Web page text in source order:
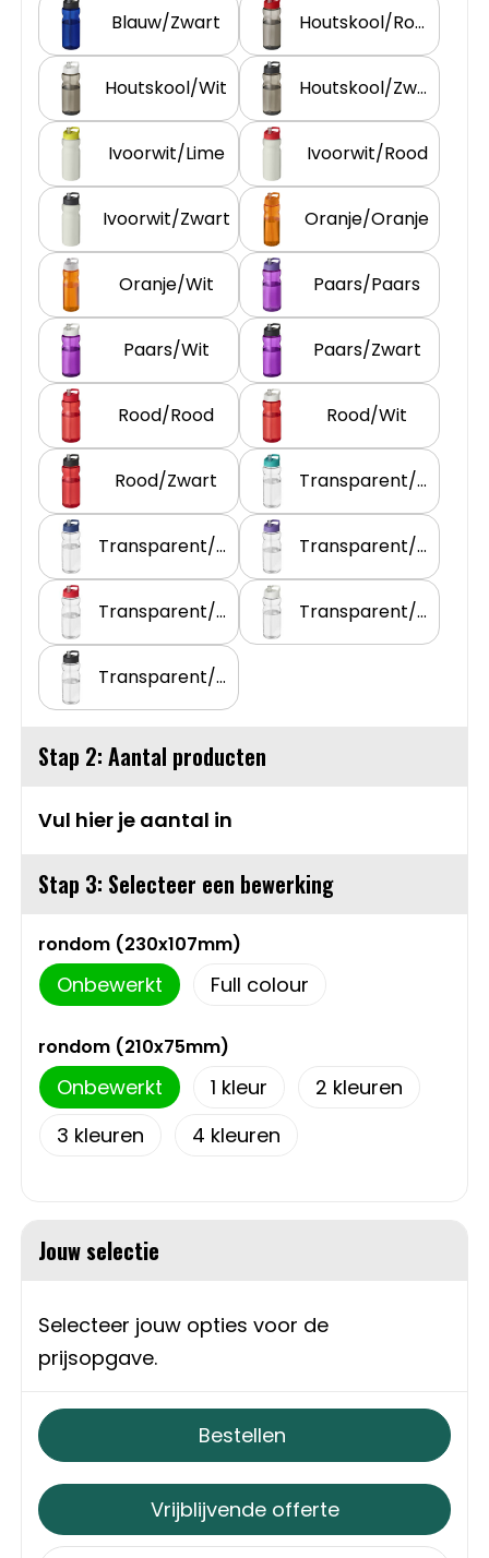
Sweaters
T-Shirts
Vesten
Schoenen
Gilets
Matrozentassen
Opbergtassen
Opvouwbare tassen
Papieren tassen
Picknicktassen en manden
Reistassen
Reistassensets
Rugzakken
Schoudertassen
Sporttassen
Strandtassen
Toilettassen
Golftassen
Collegetassen
Tablettassen
Trolleys
Aktetassen
Schoenentassen
Goodiebags
Blauw/Zwart Houtskool/Rood
Houtskool/Wit Houtskool/Zwart
Ivoorwit/Lime Ivoorwit/Rood
Ivoorwit/Zwart Oranje/Oranje
Oranje/Wit Paars/Paars
Paars/Wit Paars/Zwart
Rood/Rood Rood/Wit
Rood/Zwart Transparent/Aquablauw
Transparent/Blauw Transparent/Paars
Transparent/Rood Transparent/Wit
Transparent/Zwart
Stap 2: Aantal producten
Vul hier je aantal in
Stap 3: Selecteer een bewerking
rondom (230x107mm)
Onbewerkt Full colour
rondom (210x75mm)
Onbewerkt 1
2
3
4
Jouw selectie
Selecteer jouw opties voor de
prijsopgave.
Bestellen
Vrijblijvende offerte